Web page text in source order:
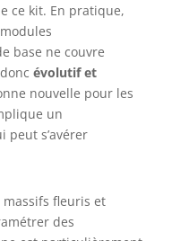
ce kit. En pratique,
base ne couvre
évolutif et
nouvelle pour les
un
peut s’avérer
fleuris et
des